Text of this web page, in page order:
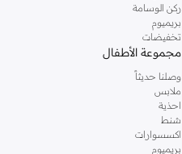
ركن الوسامة
بريميوم
تخفيضات
مجموعة الأطفال
وصلنا حديثاً
ملابس
احذية
شنط
اكسسوارات
بريميوم